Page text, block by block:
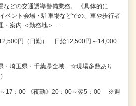
などの交通誘導警備業務。 《具体的に
ント会場・駐車場などでの、車や歩行者
・案内 ＜勤務地＞ …
円（日勤） 日給12,500円～14,000
・埼玉県・千葉県全域 ☆現場多数あり
～17：00 《夜勤》20：00～翌5：00 ※週